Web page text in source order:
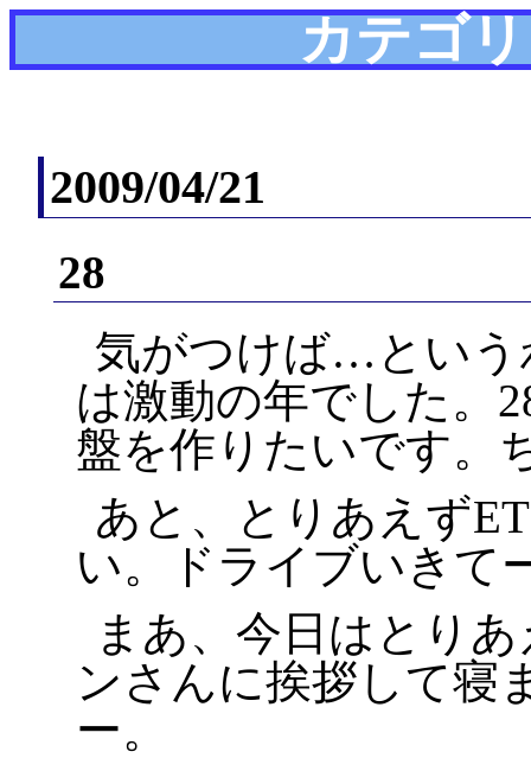
カテゴ
2009/04/21
28
気がつけば…という
は激動の年でした。
盤を作りたいです。
あと、とりあえず
い。ドライブいきて
まあ、今日はとり
ンさんに挨拶して寝
ー。